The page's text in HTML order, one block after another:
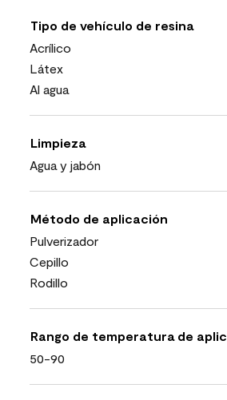
Tipo de vehículo de resina
Acrílico
Látex
Al agua
Limpieza
Agua y jabón
Método de aplicación
Pulverizador
Cepillo
Rodillo
Rango de temperatura de
50-90